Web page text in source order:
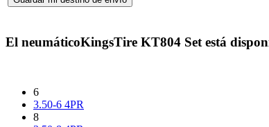
El neumáticoKingsTire KT804 Set está
6
3.50-6 4PR
8